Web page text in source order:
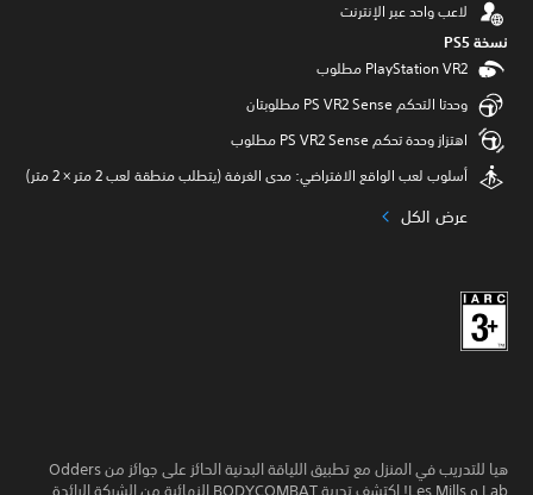
لاعب واحد عبر الإنترنت
نسخة PS5‏
وحدتا التحكم PS VR2 Sense مطلوبتان
اهتزاز وحدة تحكم PS VR2 Sense مطلوب
أسلوب لعب الواقع الافتراضي: مدى الغرفة (يتطلب منطقة لعب 2 متر × 2 متر)
عرض الكل
هيا للتدريب في المنزل مع تطبيق اللياقة البدنية الحائز على جوائز من Odders
Lab و Les Mills! اكتشف تجربة BODYCOMBAT النهائية من الشركة الرائدة